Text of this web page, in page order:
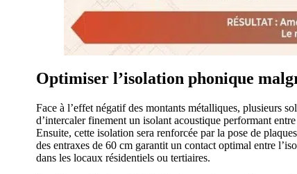
Optimiser l’isolation phonique
Face à l’effet négatif des montants métalliques, plusieurs
d’intercaler finement un isolant acoustique performant
Ensuite, cette isolation sera renforcée par la pose de
des entraxes de 60 cm garantit un contact optimal entre
dans les locaux résidentiels ou tertiaires.